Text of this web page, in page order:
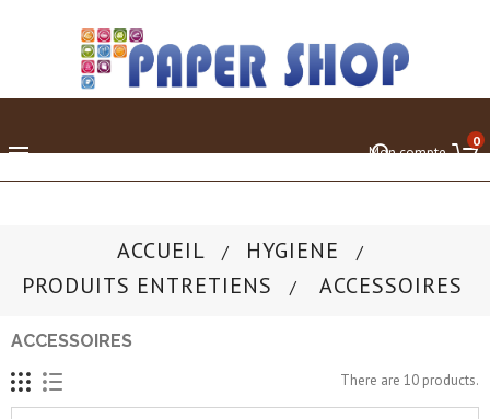
 0
Mon compte
ACCUEIL
HYGIENE
PRODUITS ENTRETIENS
ACCESSOIRES
ACCESSOIRES
There are 10 products.